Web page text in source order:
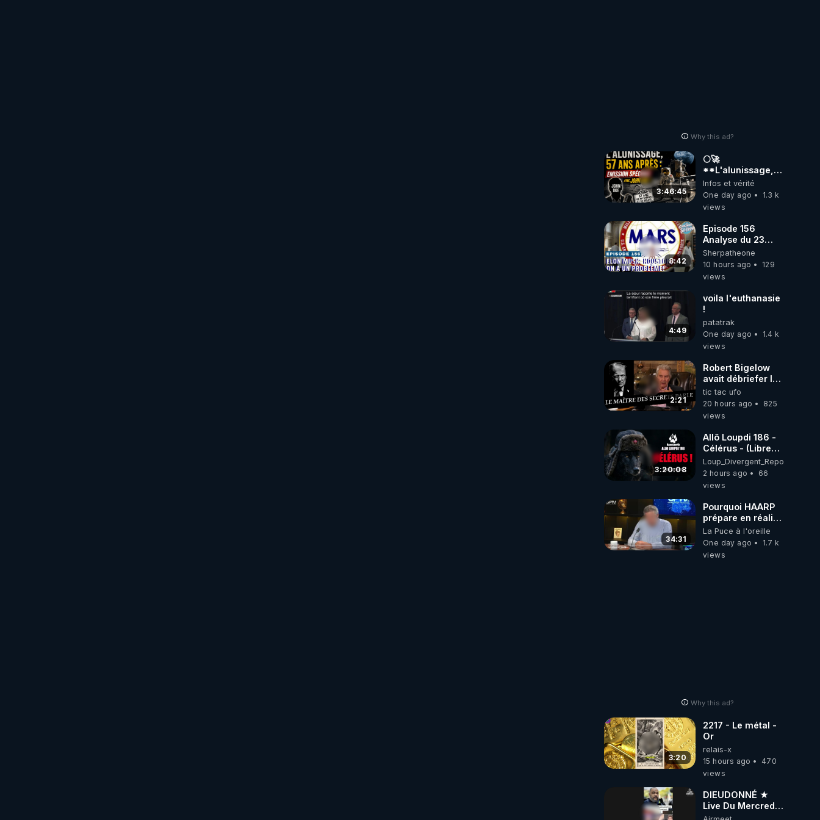
Why this ad?
3:46:45
🌕🚀
**L'alunissage,
57 ans après :
Émission spéciale
avec John Doe
Infos et vérité
One day ago
1.3 k
views
8:42
Episode 156
Analyse du 23
février 2025 Elon
Musk : Houston ,
on a un problème
Sherpatheone
10 hours ago
129
views
4:49
voila l'euthanasie
!
patatrak
One day ago
1.4 k
views
2:21
Robert Bigelow
avait débriefer le
pédophile
génocidaire de
donald j trump
tic tac ufo
20 hours ago
825
views
3:20:08
Allô Loupdi 186 -
Célérus - (Libre
Antenne) - Loup
Divergent
2026.08.06
Loup_Divergent_Reposts
2 hours ago
66
views
34:31
Pourquoi HAARP
prépare en réalité
un CHAOS
climatique, on
répond
La Puce à l'oreille
One day ago
1.7 k
views
Why this ad?
3:20
2217 - Le métal -
Or
relais-x
15 hours ago
470
views
DIEUDONNÉ ★
Live Du Mercredi
5 Août 2026